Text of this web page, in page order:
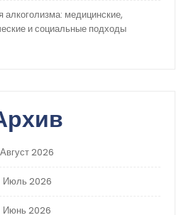
медицинские,
и социальные подходы
Август 2026
Июль 2026
Июнь 2026